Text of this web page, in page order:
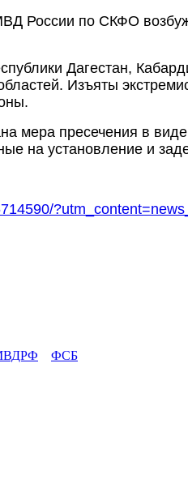
России по СКФО
Дагестан,
Изъяты
мера пресечения в
на установление и
ФСБ